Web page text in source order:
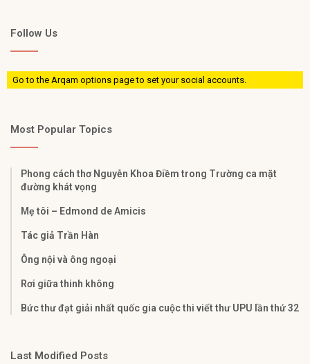
Follow Us
Go to the Arqam options page to set your social accounts.
Most Popular Topics
Phong cách thơ Nguyễn Khoa Điềm trong Trường ca mặt
đường khát vọng
Mẹ tôi – Edmond de Amicis
Tác giả Trần Hàn
Ông nội và ông ngoại
Rơi giữa thinh không
Bức thư đạt giải nhất quốc gia cuộc thi viết thư UPU lần thứ 32
Last Modified Posts